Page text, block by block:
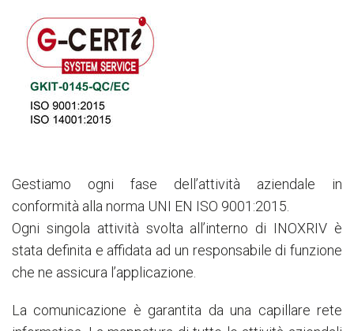
Gestiamo ogni fase dell’attività aziendale in
conformità alla norma UNI EN ISO 9001:2015.
Ogni singola attività svolta all’interno di INOXRIV è
stata definita e affidata ad un responsabile di funzione
che ne assicura l’applicazione.
La comunicazione è garantita da una capillare rete